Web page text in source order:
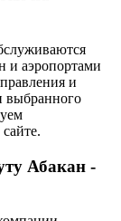
и аэропортами
и
выбранного
Абакан -